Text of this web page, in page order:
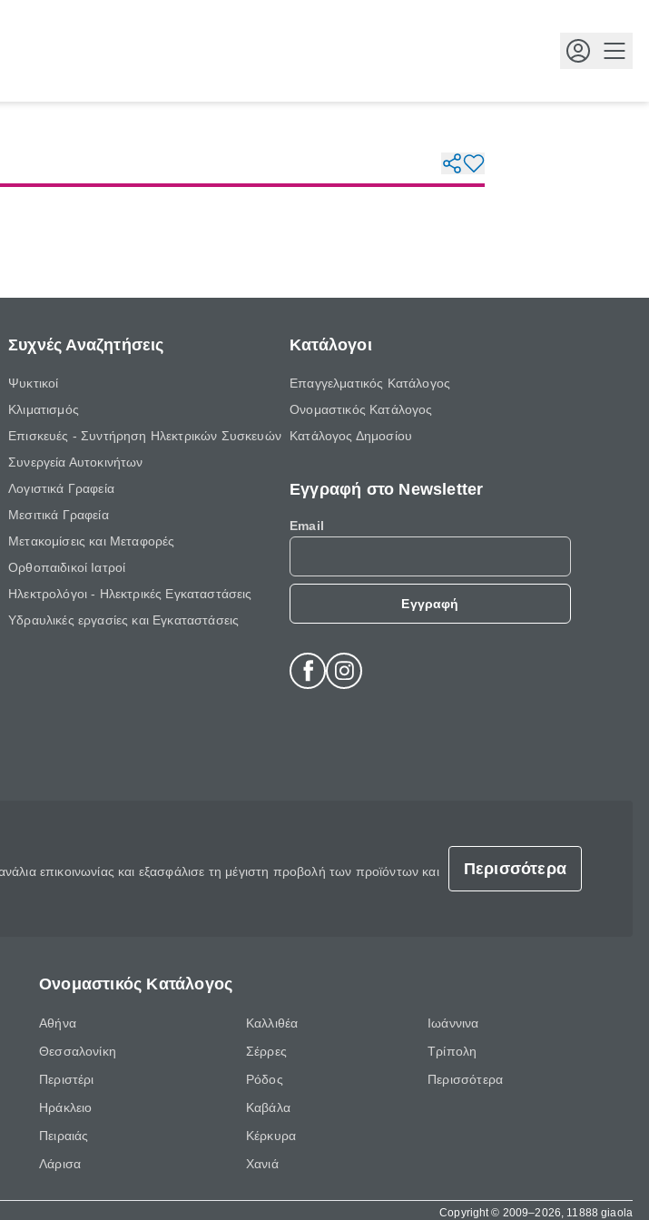
Συχνές Αναζητήσεις
Ψυκτικοί
Κλιματισμός
Επισκευές - Συντήρηση Ηλεκτρικών Συσκευών
Συνεργεία Αυτοκινήτων
Λογιστικά Γραφεία
Μεσιτικά Γραφεία
Μετακομίσεις και Μεταφορές
Ορθοπαιδικοί Ιατροί
Ηλεκτρολόγοι - Ηλεκτρικές Εγκαταστάσεις
Υδραυλικές εργασίες και Εγκαταστάσεις
Κατάλογοι
Επαγγελματικός Κατάλογος
Ονομαστικός Κατάλογος
Κατάλογος Δημοσίου
Εγγραφή στο Newsletter
Email
Εγγραφή
επικοινωνίας και εξασφάλισε τη μέγιστη προβολή των προϊόντων και
Περισσότερα
Ονομαστικός Κατάλογος
Αθήνα
Θεσσαλονίκη
Περιστέρι
Ηράκλειο
Πειραιάς
Λάρισα
Καλλιθέα
Σέρρες
Ρόδος
Καβάλα
Κέρκυρα
Χανιά
Ιωάννινα
Τρίπολη
Περισσότερα
Copyright © 2009–2026, 11888 giaola